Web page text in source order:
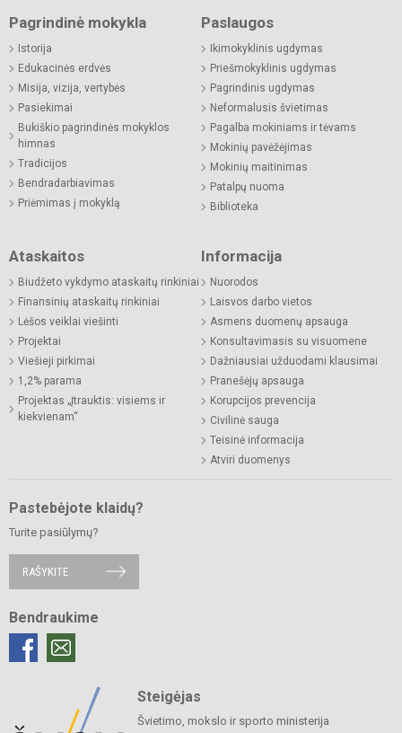
Pagrindinė mokykla
Istorija
Edukacinės erdvės
Misija, vizija, vertybės
Pasiekimai
Bukiškio pagrindinės mokyklos
himnas
Tradicijos
Bendradarbiavimas
Priėmimas į mokyklą
Paslaugos
Ikimokyklinis ugdymas
Priešmokyklinis ugdymas
Pagrindinis ugdymas
Neformalusis švietimas
Pagalba mokiniams ir tėvams
Mokinių pavėžėjimas
Mokinių maitinimas
Patalpų nuoma
Biblioteka
Ataskaitos
Biudžeto vykdymo ataskaitų rinkiniai
Finansinių ataskaitų rinkiniai
Lėšos veiklai viešinti
Projektai
Viešieji pirkimai
1,2% parama
Projektas „Įtrauktis: visiems ir
kiekvienam“
Informacija
Nuorodos
Laisvos darbo vietos
Asmens duomenų apsauga
Konsultavimasis su visuomene
Dažniausiai užduodami klausimai
Pranešėjų apsauga
Korupcijos prevencija
Civilinė sauga
Teisinė informacija
Atviri duomenys
Pastebėjote klaidų?
Turite pasiūlymų?
RAŠYKITE
Bendraukime
Steigėjas
Švietimo, mokslo ir sporto ministerija